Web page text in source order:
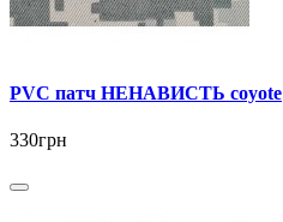
PVC патч НЕНАВИСТЬ coyote
330грн